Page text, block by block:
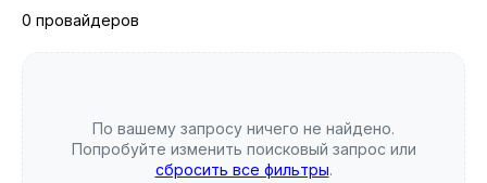
0 провайдеров
По вашему запросу ничего не найдено.
Попробуйте изменить поисковый запрос или
сбросить все фильтры.